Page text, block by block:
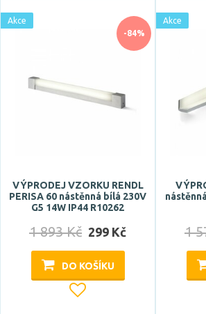
30 °
Zobrazit více
Patice
G9
Typ zdroje
LED
-84%
Akce
VÝPRODEJ VZORKU RENDL
PERISA 60 nástěnná bílá 230V
G5 14W IP44 R10262
1 893 Kč 299 Kč
DO KOŠÍKU
Akce
1